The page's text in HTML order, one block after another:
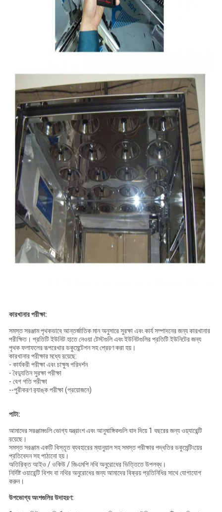
কারখানার পরীক্ষা:
সমস্ত সরঞ্জাম পৃথকভাবে আন্তর্জাতিক মান অনুসারে সুরক্ষা এবং কার্য সম্পাদনের জন্য কারখানার
পরীক্ষিত। প্রতিটি ইউনিট হাতে নেওয়া টেস্টগুলি এবং ইউনিটগুলির প্রতিটি ইউনিটের জন্য
পৃথক ফলাফলের রূপরেখার ডকুমেন্টেশন সহ প্রেরণ করা হয়।
কারখানার পরীক্ষার মধ্যে রয়েছে:
- কার্যকরী পরীক্ষা এবং চাক্ষুষ পরিদর্শন
- বৈদ্যুতিন সুরক্ষা পরীক্ষা
- বেগ গতি পরীক্ষা
--পুরীকরণ র‌্যাঙ্ক পরীক্ষা (প্রয়োজনে)
পাটা:
আমাদের সরঞ্জামগুলি ভোগ্য যন্ত্রাংশ এবং আনুষাঙ্গিকগুলি বাদ দিয়ে 1 বছরের জন্য ওয়্যারেন্টি
রয়েছে।
সমস্ত সরঞ্জাম একটি বিস্তৃত ব্যবহারের ম্যানুয়াল সহ সমস্ত পরীক্ষার পদ্ধতির ডকুমেন্টিংয়ের
প্রতিবেদন সহ পাঠানো হয়।
অতিরিক্ত আইও / ওকিউ / জিএমপি নথি অনুরোধের ভিত্তিতে উপলব্ধ।
নির্দিষ্ট ওয়ারেন্টি বিশদ বা নথির অনুরোধের জন্য আমাদের বিক্রয় প্রতিনিধির সাথে যোগাযোগ
করুন।
উপভোগ্য অংশগুলির উদাহরণ: